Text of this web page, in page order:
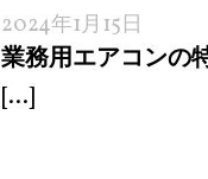
2024年1月15日
業務用エアコンの
[...]